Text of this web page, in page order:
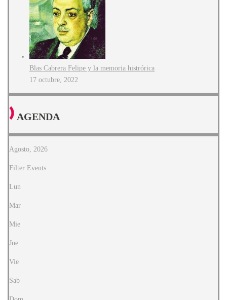
Blas Cabrera Felipe y la memoria histrórica
17 octubre, 2022
AGENDA
Agosto, 2026
Filter Events
Lun
Mar
Mie
Jue
Vie
Sab